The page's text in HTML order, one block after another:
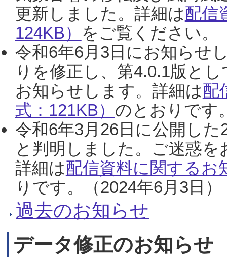
更新しました。詳細は配信
124KB） をご覧ください。
令和6年6月3日にお知らせ
りを修正し、第4.0.1版と
お知らせします。詳細は配
式：121KB） のとおりです
令和6年3月26日に公開し
と判明しました。ご迷惑
詳細は配信資料に関するお
りです。（2024年6月3日）
過去のお知らせ
データ修正のお知らせ